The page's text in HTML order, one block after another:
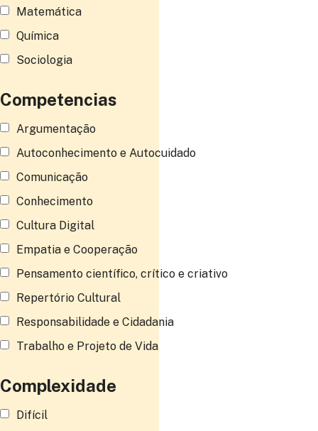
Matemática
Química
Sociologia
Competencias
Argumentação
Autoconhecimento e Autocuidado
Comunicação
Conhecimento
Cultura Digital
Empatia e Cooperação
Pensamento científico, crítico e criativo
Repertório Cultural
Responsabilidade e Cidadania
Trabalho e Projeto de Vida
Complexidade
Difícil